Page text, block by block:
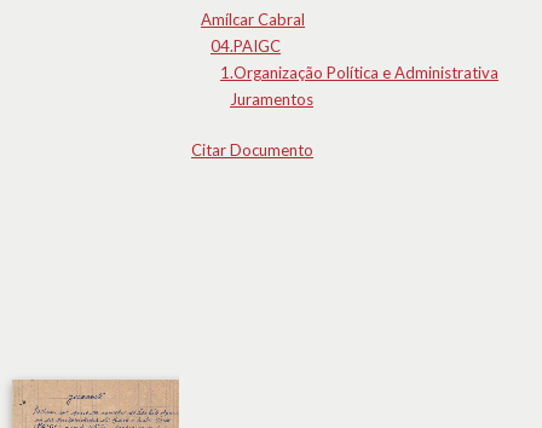
Amílcar Cabral
04.PAIGC
1.Organização Política e Administrativa
Juramentos
Citar Documento